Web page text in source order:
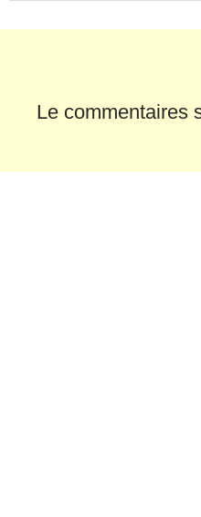
Le commentaires